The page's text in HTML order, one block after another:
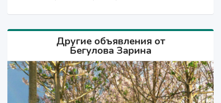
Другие объявления от
Бегулова Зарина